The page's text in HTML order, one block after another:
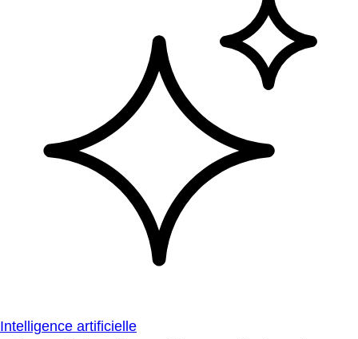
Intelligence artificielle